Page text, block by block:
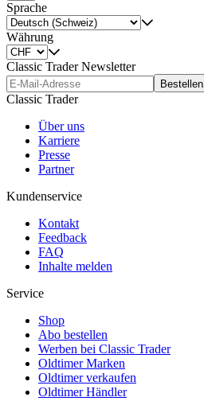
Sprache
Währung
Classic Trader Newsletter
Bestellen
Classic Trader
Über uns
Karriere
Presse
Partner
Kundenservice
Kontakt
Feedback
FAQ
Inhalte melden
Service
Shop
Abo bestellen
Werben bei Classic Trader
Oldtimer Marken
Oldtimer verkaufen
Oldtimer Händler